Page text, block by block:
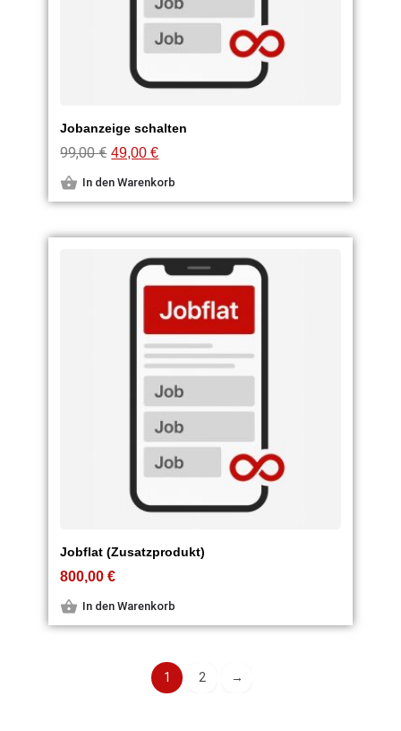
Jobanzeige schalten
99,00€ 49,00€
In den Warenkorb
Jobflat (Zusatzprodukt)
800,00€
In den Warenkorb
1 2 →